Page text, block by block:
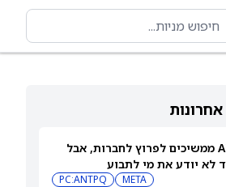
סוכני AI ממשיכים לפרוץ לחברות, אבל
לא יודע את מי לתבוע
META
PC:ANTPQ